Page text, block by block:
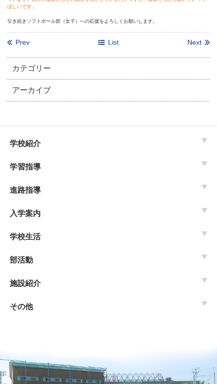
ほしいです」
引き続きソフトボール部（女子）への応援をよろしくお願いします。
Prev List Next
カテゴリー
アーカイブ
学校紹介
学習指導
進路指導
入学案内
学校生活
部活動
施設紹介
その他